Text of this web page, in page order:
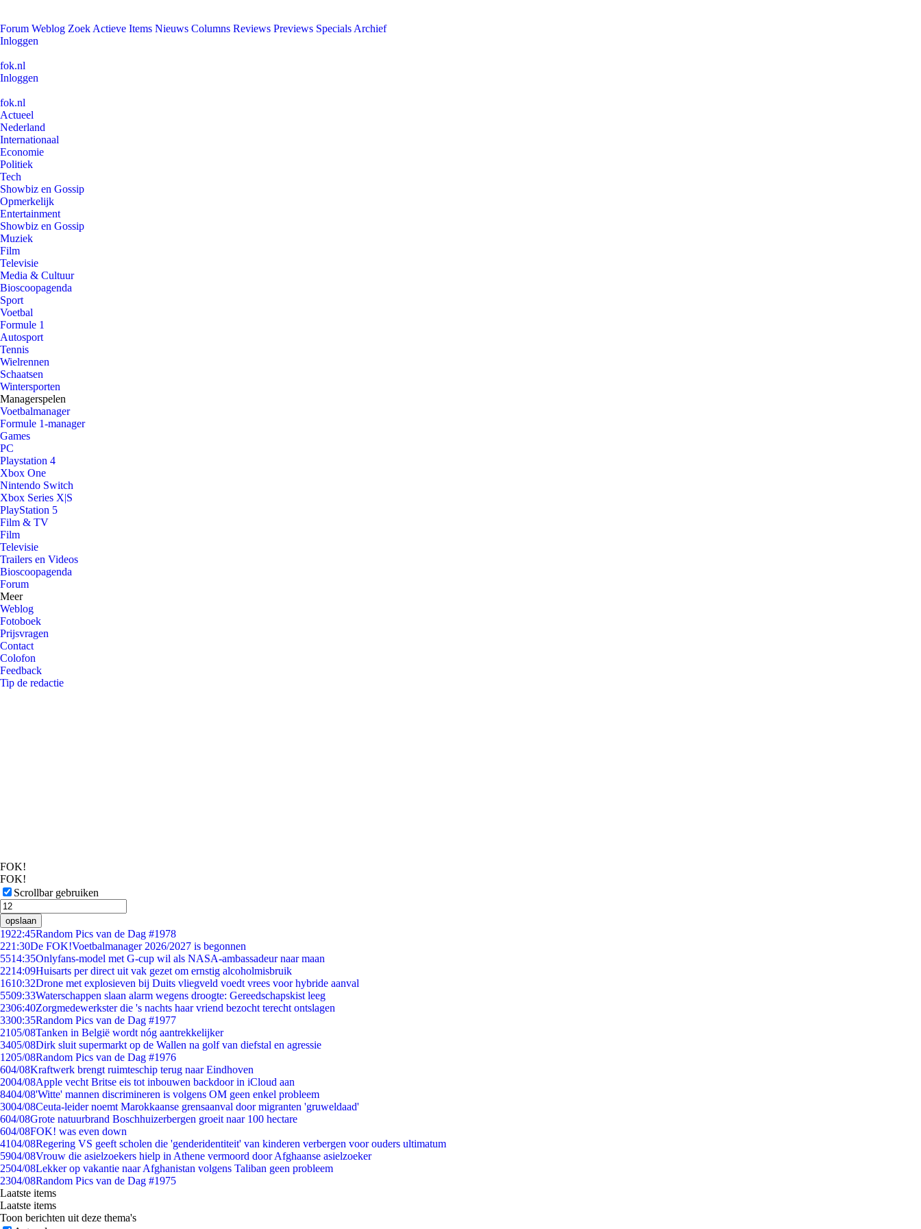
Forum Weblog Zoek Actieve Items Nieuws Columns Reviews Previews Specials Archief
Inloggen
fok.nl
Inloggen
fok.nl
Actueel
Nederland
Internationaal
Economie
Politiek
Tech
Showbiz en Gossip
Opmerkelijk
Entertainment
Showbiz en Gossip
Muziek
Film
Televisie
Media & Cultuur
Bioscoopagenda
Sport
Voetbal
Formule 1
Autosport
Tennis
Wielrennen
Schaatsen
Wintersporten
Managerspelen
Voetbalmanager
Formule 1-manager
Games
PC
Playstation 4
Xbox One
Nintendo Switch
Xbox Series X|S
PlayStation 5
Film & TV
Film
Televisie
Trailers en Videos
Bioscoopagenda
Forum
Meer
Weblog
Fotoboek
Prijsvragen
Contact
Colofon
Feedback
Tip de redactie
FOK!
FOK!
Scrollbar gebruiken
opslaan
1922:45Random Pics van de Dag #1978
221:30De FOK!Voetbalmanager 2026/2027 is begonnen
5514:35Onlyfans-model met G-cup wil als NASA-ambassadeur naar maan
2214:09Huisarts per direct uit vak gezet om ernstig alcoholmisbruik
1610:32Drone met explosieven bij Duits vliegveld voedt vrees voor hybride aanval
5509:33Waterschappen slaan alarm wegens droogte: Gereedschapskist leeg
2306:40Zorgmedewerkster die 's nachts haar vriend bezocht terecht ontslagen
3300:35Random Pics van de Dag #1977
2105/08Tanken in België wordt nóg aantrekkelijker
3405/08Dirk sluit supermarkt op de Wallen na golf van diefstal en agressie
1205/08Random Pics van de Dag #1976
604/08Kraftwerk brengt ruimteschip terug naar Eindhoven
2004/08Apple vecht Britse eis tot inbouwen backdoor in iCloud aan
8404/08'Witte' mannen discrimineren is volgens OM geen enkel probleem
3004/08Ceuta-leider noemt Marokkaanse grensaanval door migranten 'gruweldaad'
604/08Grote natuurbrand Boschhuizerbergen groeit naar 100 hectare
604/08FOK! was even down
4104/08Regering VS geeft scholen die 'genderidentiteit' van kinderen verbergen voor ouders ultimatum
5904/08Vrouw die asielzoekers hielp in Athene vermoord door Afghaanse asielzoeker
2504/08Lekker op vakantie naar Afghanistan volgens Taliban geen probleem
2304/08Random Pics van de Dag #1975
Laatste items
Laatste items
Toon berichten uit deze thema's